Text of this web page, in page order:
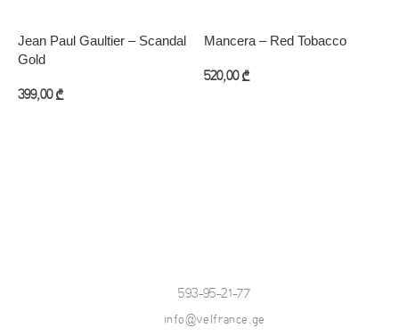
Jean Paul Gaultier – Scandal
Gold
399,00 ₾
Mancera – Red Tobacco
520,00 ₾
593-95-21-77
info@velfrance.ge